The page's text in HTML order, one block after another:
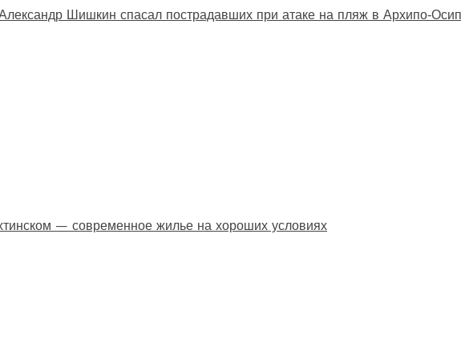
Шишкин спасал пострадавших при атаке на пляж в
— современное жилье на хороших условиях